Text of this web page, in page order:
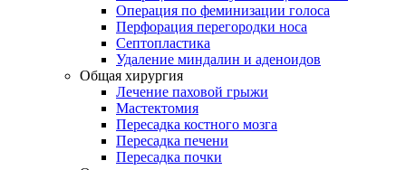
Операция по феминизации голоса
Перфорация перегородки носа
Септопластика
Удаление миндалин и аденоидов
Общая хирургия
Лечение паховой грыжи
Мастектомия
Пересадка костного мозга
Пересадка печени
Пересадка почки